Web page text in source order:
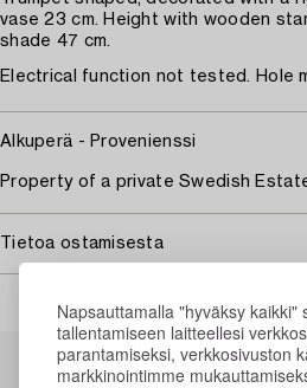
Napsauttamalla "hyväksy kaikki"
tallentamiseen laitteellesi
parantamiseksi, verkkosivuston
markkinointimme
vase 23 cm. Height with wooden
shade 47 cm.
Electrical function not tested. Hole
Alkuperä - Provenienssi
Property of a private Swedish
Tietoa ostamisesta
Muiden